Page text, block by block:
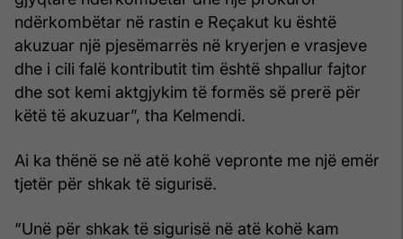
ndërkombëtar në rastin e Reçakut ku është
akuzuar një pjesëmarrës në kryerjen e vrasjeve
dhe i cili falë kontributit tim është shpallur fajtor
dhe sot kemi aktgjykim të formës së prerë për
këtë të akuzuar”, tha Kelmendi.
Ai ka thënë se në atë kohë vepronte me një emër
tjetër për shkak të sigurisë.
“Unë për shkak të sigurisë në atë kohë kam